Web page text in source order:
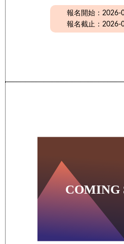
報名開始：2026-
報名截止：2026-